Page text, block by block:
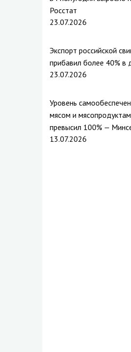
Росстат
23.07.2026
Экспорт российской
прибавил более 40% в
23.07.2026
Уровень
мясом и
превысил 100% —
13.07.2026